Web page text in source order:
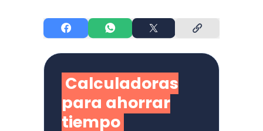
Calculadoras
para ahorrar
tiempo